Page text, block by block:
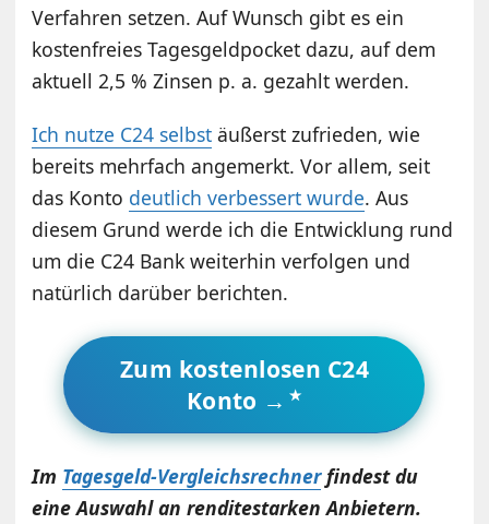
Verfahren setzen. Auf Wunsch gibt es ein
kostenfreies Tagesgeldpocket dazu, auf dem
aktuell 2,5 % Zinsen p. a. gezahlt werden.
Ich nutze C24 selbst äußerst zufrieden, wie
bereits mehrfach angemerkt. Vor allem, seit
das Konto deutlich verbessert wurde. Aus
diesem Grund werde ich die Entwicklung rund
um die C24 Bank weiterhin verfolgen und
natürlich darüber berichten.
Zum kostenlosen C24
Konto →
Im Tagesgeld-Vergleichsrechnerfindest du
eine Auswahl an renditestarken Anbietern.